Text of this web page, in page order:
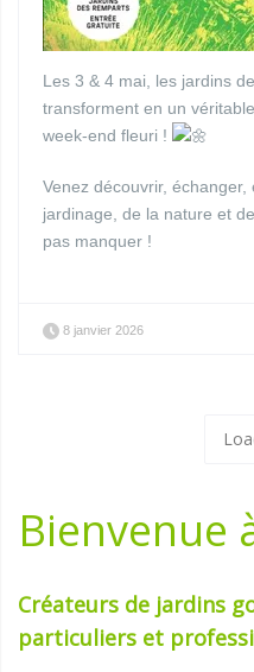
Les 3 & 4 mai, les jardins
transforment en un
week-end fleuri !
Venez découvrir,
jardinage, de la nature et
pas manquer !
8 janvier 2026
Bienvenue
Créateurs de jardins
particuliers et